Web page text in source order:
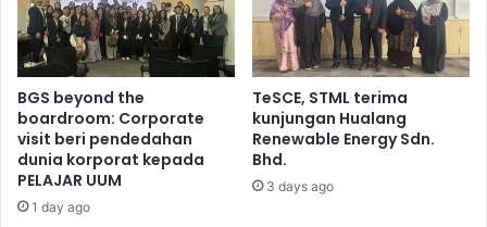
BGS beyond the
boardroom: Corporate
visit beri pendedahan
dunia korporat kepada
PELAJAR UUM
1 day ago
TeSCE, STML terima
kunjungan Hualang
Renewable Energy Sdn.
Bhd.
3 days ago